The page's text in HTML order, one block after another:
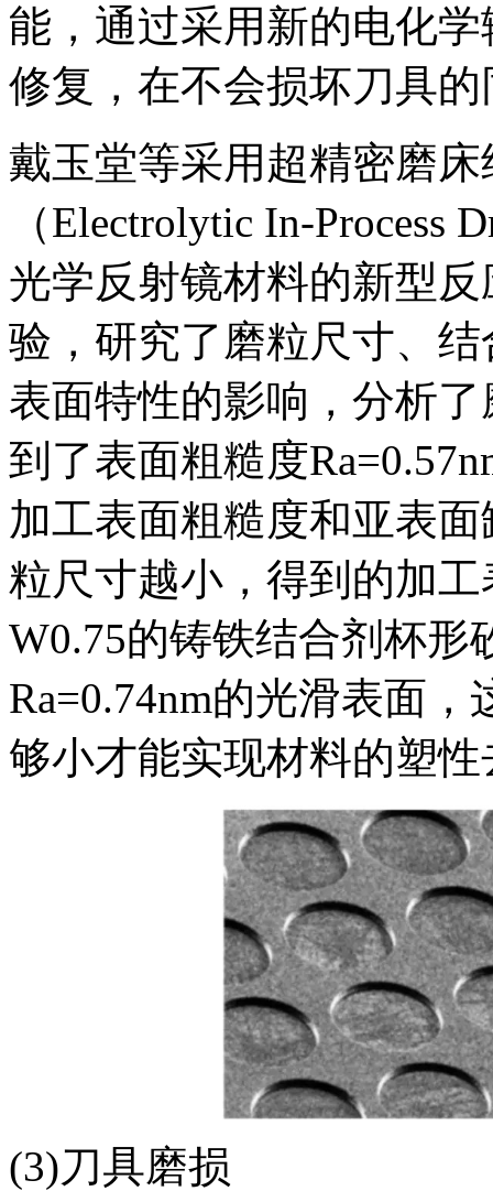
能，通过采用新的电化
修复，在不会损坏刀具
戴玉堂等采用超精密磨
（Electrolytic In-Process
光学反射镜材料的新型
验，研究了磨粒尺寸、
表面特性的影响，分析
到了表面粗糙度
加工表面粗糙度和亚表
粒尺寸越小，得到的加
W0.75的铸铁结合剂杯
Ra=0.74nm的光滑表面
够小才能实现材料的塑性
(3)刀具磨损